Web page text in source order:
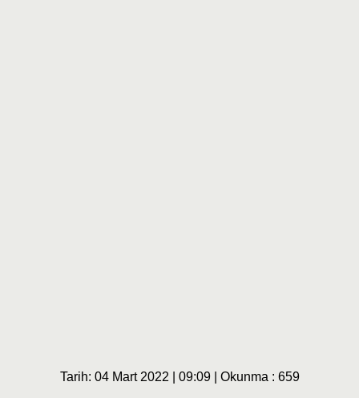
Tarih: 04 Mart 2022 | 09:09 | Okunma : 659